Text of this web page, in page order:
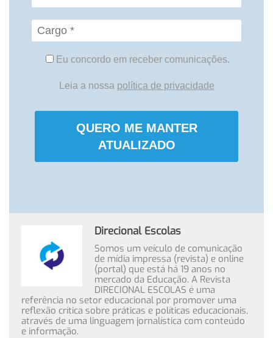
Eu concordo em receber comunicações.
Leia a nossa política de privacidade
QUERO ME MANTER
ATUALIZADO
Direcional Escolas
Somos um veículo de comunicação
de mídia impressa (revista) e online
(portal) que está há 19 anos no
mercado da Educação. A Revista
DIRECIONAL ESCOLAS é uma
referência no setor educacional por promover uma
reflexão crítica sobre práticas e políticas educacionais,
através de uma linguagem jornalística com conteúdo
e informação.